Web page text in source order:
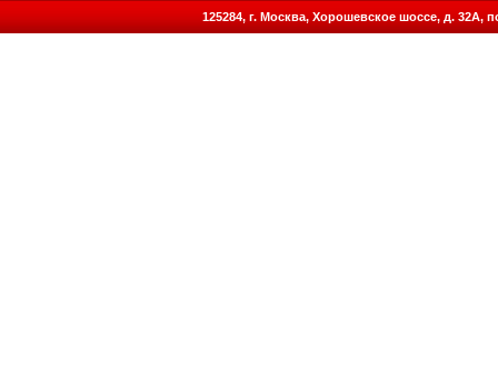
125284, г. Москва, Хорошевское шоссе, д.